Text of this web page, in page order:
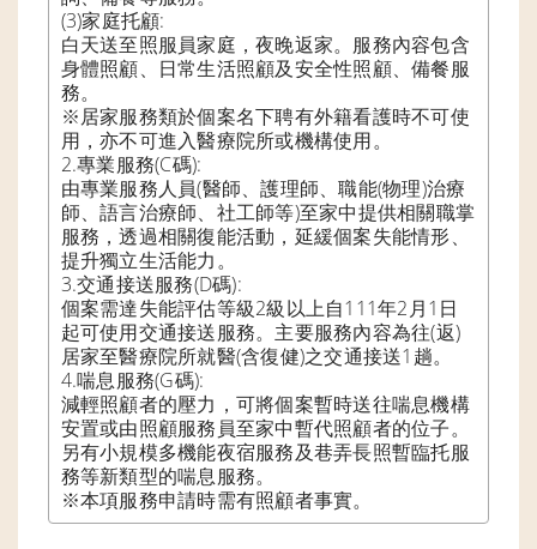
(3)家庭托顧:
白天送至照服員家庭，夜晚返家。服務內容包含
身體照顧、日常生活照顧及安全性照顧、備餐服
務。
※居家服務類於個案名下聘有外籍看護時不可使
用，亦不可進入醫療院所或機構使用。
2.專業服務(C碼):
由專業服務人員(醫師、護理師、職能(物理)治療
師、語言治療師、社工師等)至家中提供相關職掌
服務，透過相關復能活動，延緩個案失能情形、
提升獨立生活能力。
3.交通接送服務(D碼):
個案需達失能評估等級2級以上自111年2月1日
起可使用交通接送服務。主要服務內容為往(返)
居家至醫療院所就醫(含復健)之交通接送1趟。
4.喘息服務(G碼):
減輕照顧者的壓力，可將個案暫時送往喘息機構
安置或由照顧服務員至家中暫代照顧者的位子。
另有小規模多機能夜宿服務及巷弄長照暫臨托服
務等新類型的喘息服務。
※本項服務申請時需有照顧者事實。